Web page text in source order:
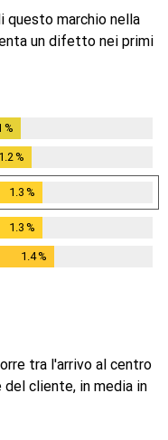
questo marchio nella
un difetto nei primi
%
1.2%
1.3 %
1.3 %
1.4%
tra l'arrivo al centro
cliente, in media in